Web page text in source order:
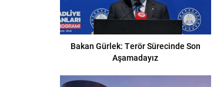
Bakan Gürlek: Terör Sürecinde Son
Aşamadayız